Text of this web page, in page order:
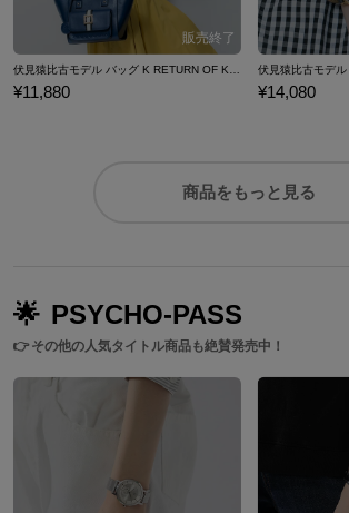
¥11,880 ¥14,080
商品をもっと見る
🌟 PSYCHO-PASS
👉その他の人気タイトル商品も絶賛発売中！